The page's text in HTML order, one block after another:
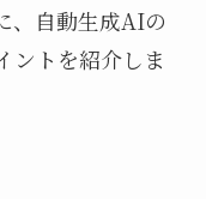
、自動生成AIの
ントを紹介しま